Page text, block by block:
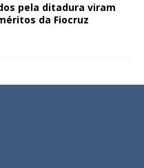
pela ditadura viram
da Fiocruz